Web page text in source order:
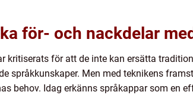
för- och nackdelar
kritiserats för att de inte kan ersätta
språkkunskaper. Men med teknikens
behov. Idag erkänns språkappar som en